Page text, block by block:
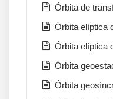
Órbita de
Órbita elíptica
Órbita elíptica
Órbita
Órbita